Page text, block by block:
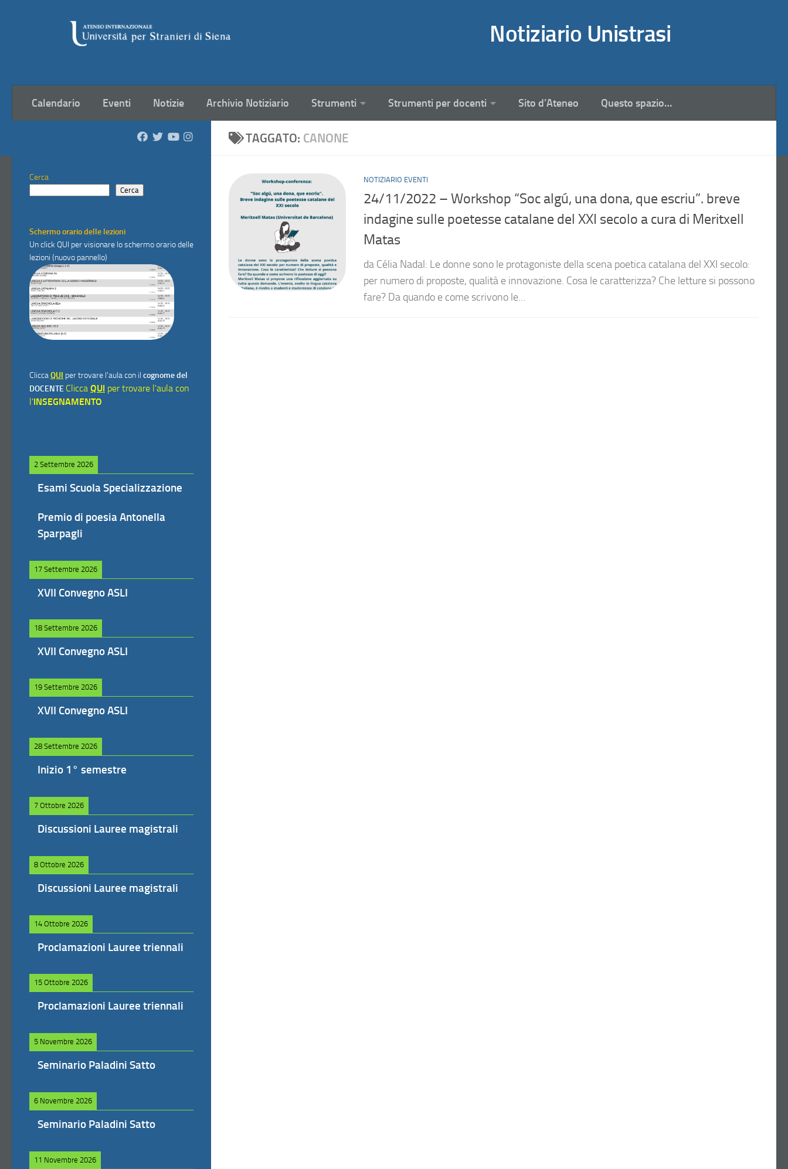
Notiziario Unistrasi
Calendario Eventi Notizie Archivio Notiziario Strumenti Strumenti per docenti Sito d’Ateneo Questo spazio…
TAGGATO: CANONE
NOTIZIARIO EVENTI
24/11/2022 – Workshop “Soc algú, una dona, que escriu”. breve
indagine sulle poetesse catalane del XXI secolo a cura di Meritxell
Matas
da Célia Nadal: Le donne sono le protagoniste della scena poetica catalana del XXI secolo:
per numero di proposte, qualità e innovazione. Cosa le caratterizza? Che letture si possono
fare? Da quando e come scrivono le...
Cerca
Cerca
Schermo orario delle lezioni
Un click QUI per visionare lo schermo orario delle
lezioni (nuovo pannello)
CliccaQUI per trovare l'aula con il cognome del
DOCENTE Clicca QUI per trovare l'aula con
l'INSEGNAMENTO
2 Settembre 2026
Esami Scuola Specializzazione
Premio di poesia Antonella
Sparpagli
17 Settembre 2026
XVII Convegno ASLI
18 Settembre 2026
XVII Convegno ASLI
19 Settembre 2026
XVII Convegno ASLI
28 Settembre 2026
Inizio 1° semestre
7 Ottobre 2026
Discussioni Lauree magistrali
8 Ottobre 2026
Discussioni Lauree magistrali
14 Ottobre 2026
Proclamazioni Lauree triennali
15 Ottobre 2026
Proclamazioni Lauree triennali
5 Novembre 2026
Seminario Paladini Satto
6 Novembre 2026
Seminario Paladini Satto
11 Novembre 2026